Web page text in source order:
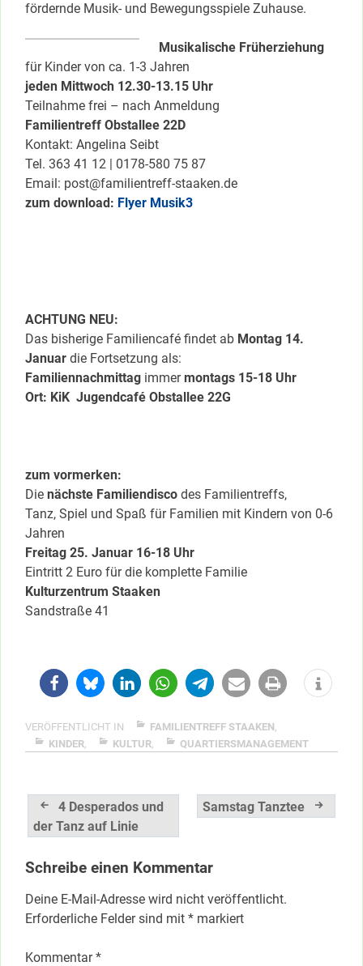
fördernde Musik- und Bewegungsspiele Zuhause.
Musikalische Früherziehung
für Kinder von ca. 1-3 Jahren
jeden Mittwoch 12.30-13.15 Uhr
Teilnahme frei – nach Anmeldung
Familientreff Obstallee 22D
Kontakt: Angelina Seibt
Tel. 363 41 12 | 0178-580 75 87
Email: post@familientreff-staaken.de
zum download: Flyer Musik3
ACHTUNG NEU:
Das bisherige Familiencafé findet ab Montag 14.
Januar die Fortsetzung als:
Familiennachmittag immermontags 15-18 Uhr
Ort: KiK Jugendcafé Obstallee 22G
zum vormerken:
Die nächste Familiendisco des Familientreffs,
Tanz, Spiel und Spaß für Familien mit Kindern von 0-6
Jahren
Freitag 25. Januar 16-18 Uhr
Eintritt 2 Euro für die komplette Familie
Kulturzentrum Staaken
Sandstraße 41
VERÖFFENTLICHT IN FAMILIENTREFF STAAKEN,
KINDER, KULTUR, QUARTIERSMANAGEMENT
Beitragsnavigation
4 Desperados und
der Tanz auf Linie
Samstag Tanztee
Schreibe einen Kommentar
Deine E-Mail-Adresse wird nicht veröffentlicht.
Erforderliche Felder sind mit * markiert
Kommentar*